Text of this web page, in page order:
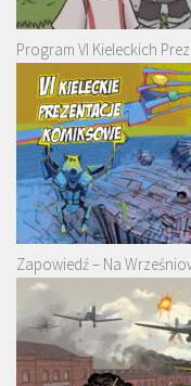
Program VI Kieleckich
Zapowiedź – Na